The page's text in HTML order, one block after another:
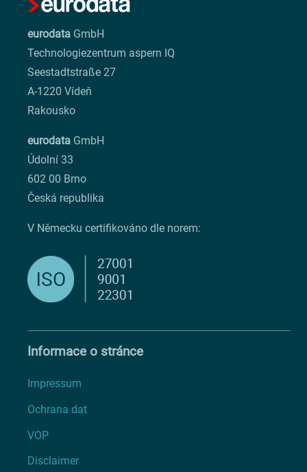
eurodata GmbH
Technologiezentrum aspern IQ
Seestadtstraße 27
A-1220 Vídeň
Rakousko
eurodata GmbH
Údolní 33
602 00 Brno
Česká republika
V Německu certifikováno dle norem:
Informace o stránce
Impressum
Ochrana dat
VOP
Disclaimer